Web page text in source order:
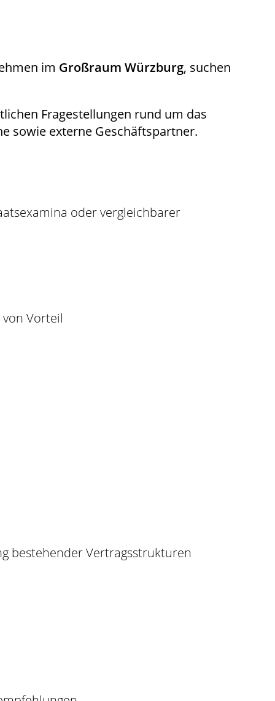
im Großraum Würzburg, suchen
Fragestellungen rund um das
sowie externe Geschäftspartner.
oder vergleichbarer
Vorteil
bestehender Vertragsstrukturen